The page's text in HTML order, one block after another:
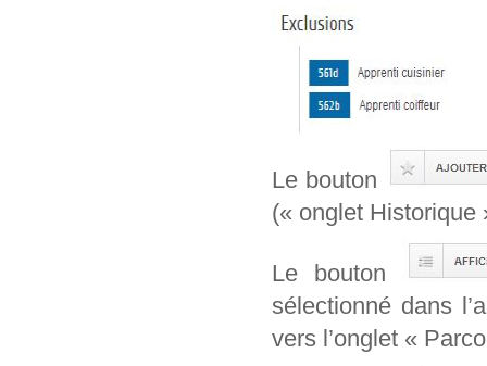
Le bouton
(« onglet Historique
Le bouton
sélectionné dans
vers l’onglet «